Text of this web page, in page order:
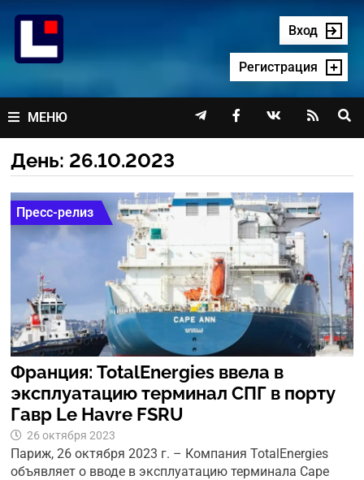
содержимому
Вход
Регистрация
МЕНЮ    
День: 26.10.2023
Пресс-релиз
Франция: TotalEnergies ввела в
эксплуатацию терминал СПГ в порту
Гавр Le Havre FSRU
26 октября 2023
Париж, 26 октября 2023 г. – Компания TotalEnergies
объявляет о вводе в эксплуатацию терминала Cape